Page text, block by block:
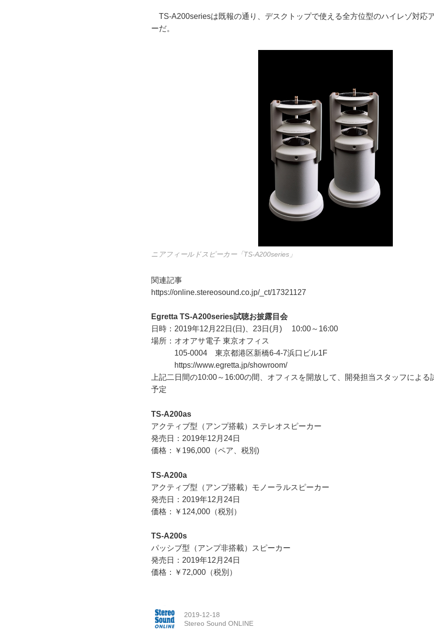
TS-A200seriesは既報の通り、デスクトップで使える全方位型のハイレゾ対応
ーだ。
ニアフィールドスピーカー「TS-A200series」
関連記事
https://online.stereosound.co.jp/_ct/17321127
Egretta TS-A200series試聴お披露目会
日時：2019年12月22日(日)、23日(月) 10:00～16:00
場所：オオアサ電子 東京オフィス
105-0004 東京都港区新橋6-4-7浜口ビル1F
https://www.egretta.jp/showroom/
上記二日間の10:00～16:00の間、オフィスを開放して、開発担当スタッフによる
予定
TS-A200as
アクティブ型（アンプ搭載）ステレオスピーカー
発売日：2019年12月24日
価格：￥196,000（ペア、税別)
TS-A200a
アクティブ型（アンプ搭載）モノーラルスピーカー
発売日：2019年12月24日
価格：￥124,000（税別）
TS-A200s
パッシブ型（アンプ非搭載）スピーカー
発売日：2019年12月24日
価格：￥72,000（税別）
2019-12-18
Stereo Sound ONLINE